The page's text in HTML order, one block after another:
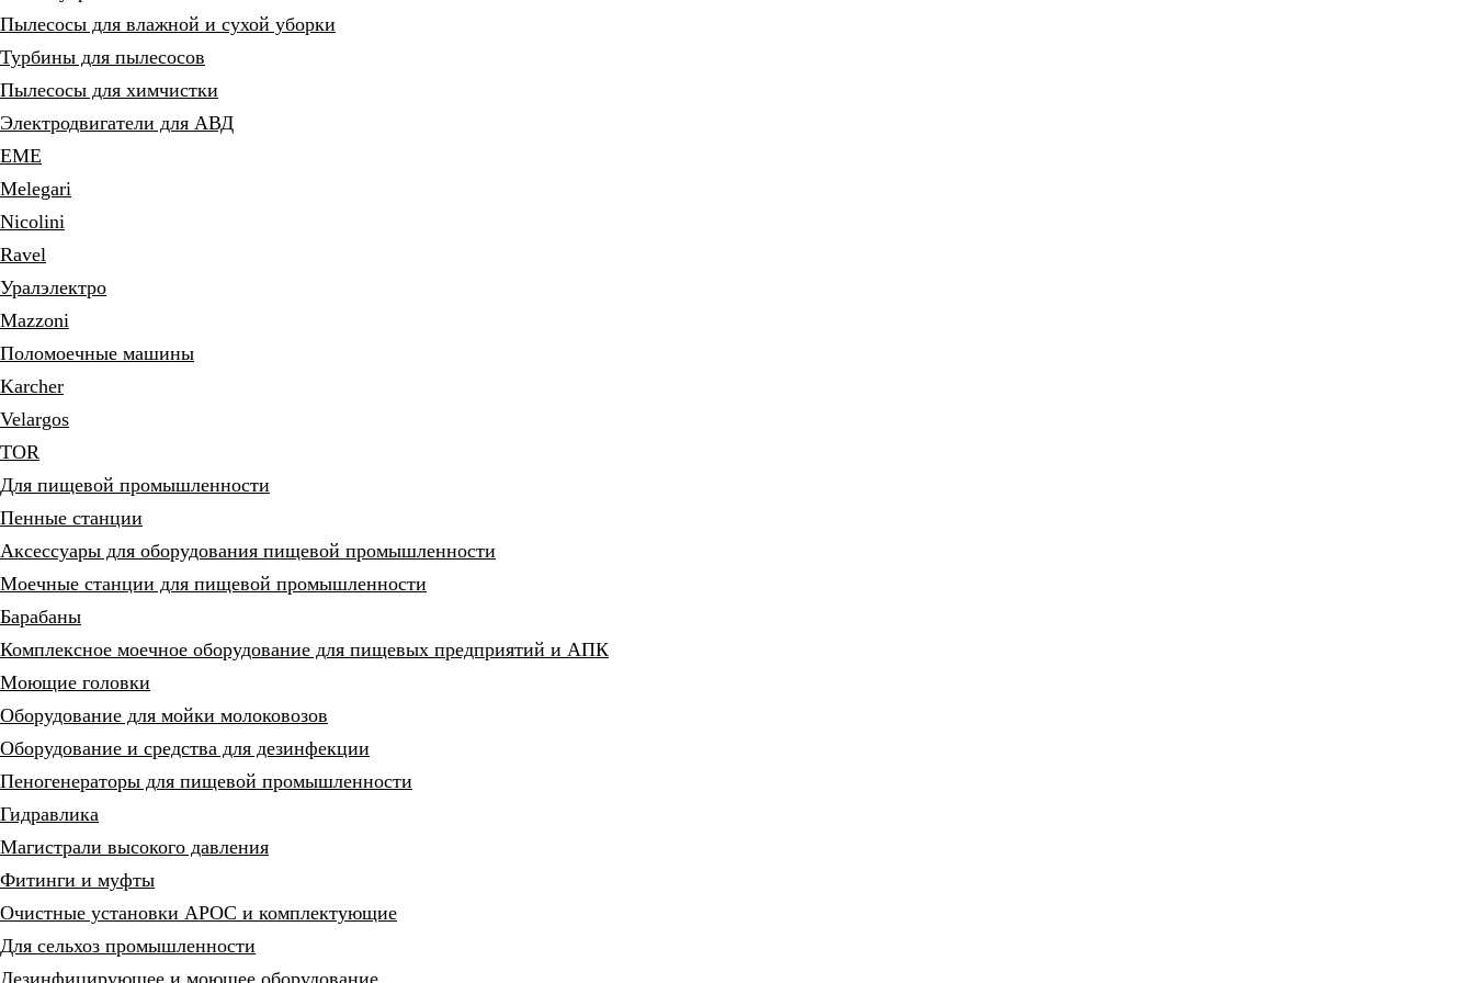
Пылесосы для влажной и сухой уборки
Турбины для пылесосов
Пылесосы для химчистки
Электродвигатели для АВД
EME
Melegari
Nicolini
Ravel
Уралэлектро
Mazzoni
Поломоечные машины
Karcher
Velargos
TOR
Для пищевой промышленности
Пенные станции
Аксессуары для оборудования пищевой промышленности
Моечные станции для пищевой промышленности
Барабаны
Комплексное моечное оборудование для пищевых предприятий и АПК
Моющие головки
Оборудование для мойки молоковозов
Оборудование и средства для дезинфекции
Пеногенераторы для пищевой промышленности
Гидравлика
Магистрали высокого давления
Фитинги и муфты
Очистные установки АРОС и комплектующие
Для сельхоз промышленности